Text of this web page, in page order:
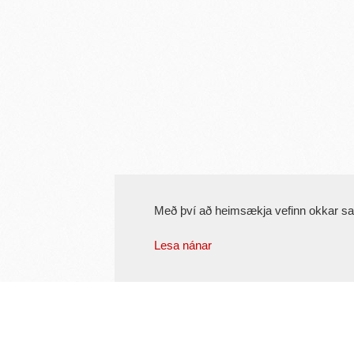
Með því að heimsækja vefinn okkar
Lesa nánar